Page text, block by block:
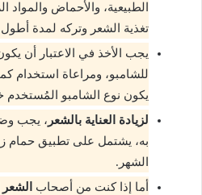
الطبيعية، والأحماض والمواد
تغذية الشعر وتركه لمدة
يجب الأخذ في الاعتبار أن
للشامبو، ومراعاة استخدام
يكون نوع الشامبو
لزيادة العناية بالشعر ، يجب
به، يشتمل على تطبيق حمام
الشهر.
أما إذا كنت من أصحاب